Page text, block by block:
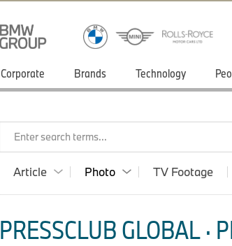
Corporate Brands Technology
Enter search terms...
Article Photo TV Footage
PRESSCLUB GLOBAL ·